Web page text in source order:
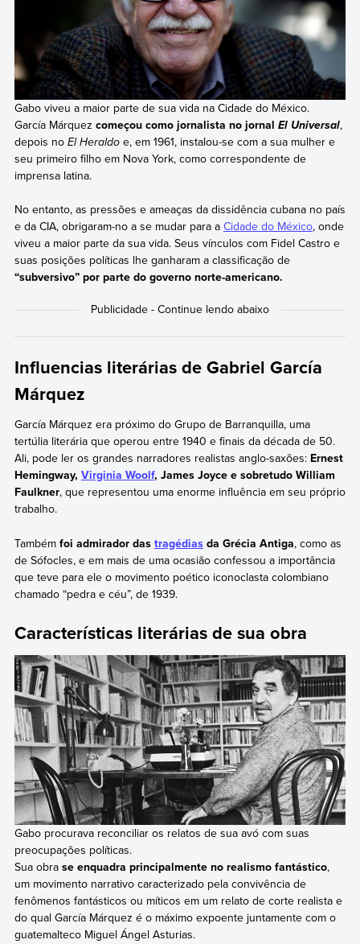
Gabo viveu a maior parte de sua vida na Cidade do México.
García Márquez começou como jornalista no jornal El Universal,
depois no El Heraldoe, em 1961, instalou-se com a sua mulher e
seu primeiro filho em Nova York, como correspondente de
imprensa latina.
No entanto, as pressões e ameaças da dissidência cubana no país
e da CIA, obrigaram-no a se mudar para a Cidade do México, onde
viveu a maior parte da sua vida. Seus vínculos com Fidel Castro e
suas posições políticas lhe ganharam a classificação de
“subversivo” por parte do governo norte-americano.
Influencias literárias de Gabriel García
Márquez
García Márquez era próximo do Grupo de Barranquilla, uma
tertúlia literária que operou entre 1940 e finais da década de 50.
Ali, pode ler os grandes narradores realistas anglo-saxões: Ernest
Hemingway, Virginia Woolf, James Joyce e sobretudo William
Faulkner, que representou uma enorme influência em seu próprio
trabalho.
Também foi admirador das tragédiasda Grécia Antiga, como as
de Sófocles, e em mais de uma ocasião confessou a importância
que teve para ele o movimento poético iconoclasta colombiano
chamado “pedra e céu”, de 1939.
Características literárias de sua obra
Gabo procurava reconciliar os relatos de sua avó com suas
preocupações políticas.
Sua obra se enquadra principalmente no realismo fantástico,
um movimento narrativo caracterizado pela convivência de
fenômenos fantásticos ou míticos em um relato de corte realista e
do qual García Márquez é o máximo expoente juntamente com o
guatemalteco Miguel Ángel Asturias.